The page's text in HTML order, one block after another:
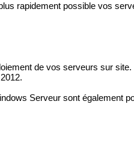
rapidement possible vos
de vos serveurs sur site.
Serveur sont également